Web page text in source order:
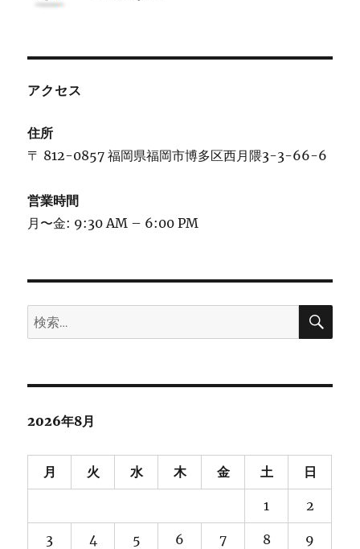
アクセス
住所
〒 812-0857 福岡県福岡市博多区西月隈3-3-66-6
営業時間
月〜金: 9:30 AM – 6:00 PM
検
索:
検
2026年8月
月 火 水 木 金 土 日
1 2
3 4 5 6 7 8 9